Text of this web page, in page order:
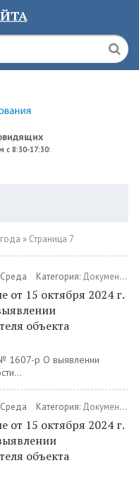
с 8:30-17:30:
» Страница 7
Категория: Документы
от 15 октября 2024 г.
объекта
1607-р О выявлении
Категория: Документы
от 15 октября 2024 г.
объекта